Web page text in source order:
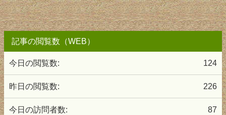
記事の閲覧数（WEB）
124
今日の閲覧数:
226
昨日の閲覧数:
87
今日の訪問者数: